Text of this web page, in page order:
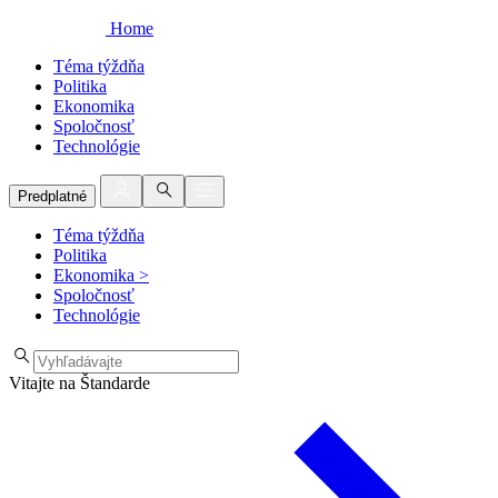
Home
Téma týždňa
Politika
Ekonomika
Spoločnosť
Technológie
Predplatné
Téma týždňa
Politika
Ekonomika >
Spoločnosť
Technológie
Vitajte na Štandarde